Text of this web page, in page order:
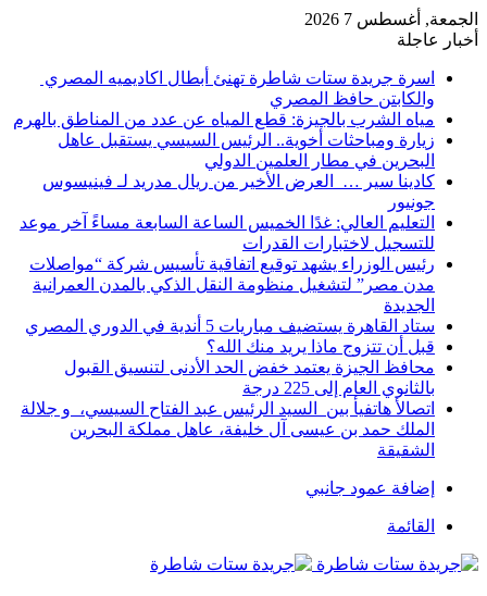
الجمعة, أغسطس 7 2026
أخبار عاجلة
اسرة جريدة ستات شاطرة تهنئ أبطال اكاديميه المصري
والكابتن حافظ المصري
مياه الشرب بالجيزة: قطع المياه عن عدد من المناطق بالهرم
زيارة ومباحثات أخوية.. الرئيس السيسي يستقبل عاهل
البحرين في مطار العلمين الدولي
كادينا سير … العرض الأخير من ريال مدريد لـ فينيسوس
جونيور
التعليم العالي: غدًا الخميس الساعة السابعة مساءً آخر موعد
للتسجيل لاختبارات القدرات
رئيس الوزراء يشهد توقيع اتفاقية تأسيس شركة “مواصلات
مدن مصر” لتشغيل منظومة النقل الذكي بالمدن العمرانية
الجديدة
ستاد القاهرة يستضيف مباريات 5 أندية في الدوري المصري
قبل أن تتزوج ماذا يريد منك الله؟
محافظ الجيزة يعتمد خفض الحد الأدنى لتنسيق القبول
بالثانوي العام إلى 225 درجة
اتصالأ هاتفيأ بين السيد الرئيس عبد الفتاح السيسي، و جلالة
الملك حمد بن عيسى آل خليفة، عاهل مملكة البحرين
الشقيقة
إضافة عمود جانبي
القائمة